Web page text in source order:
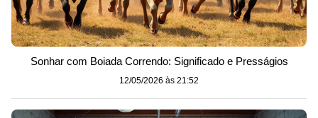
Sonhar com Boiada Correndo: Significado e Presságios
12/05/2026 às 21:52